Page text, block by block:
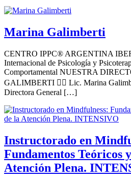
Marina Galimberti
CENTRO IPPC® ARGENTINA
Internacional de Psicología y
Comportamental NUESTRA
GALIMBERTI 👩‍⚕️ Lic. Marina
Directora General […]
Instructorado en
Fundamentos Teóricos
Atención Plena.